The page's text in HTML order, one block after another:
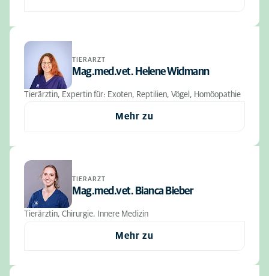
TIERARZT
Mag.med.vet. Helene Widmann
Tierärztin, Expertin für: Exoten, Reptilien, Vögel, Homöopathie
Mehr zu
TIERARZT
Mag.med.vet. Bianca Bieber
Tierärztin, Chirurgie, Innere Medizin
Mehr zu